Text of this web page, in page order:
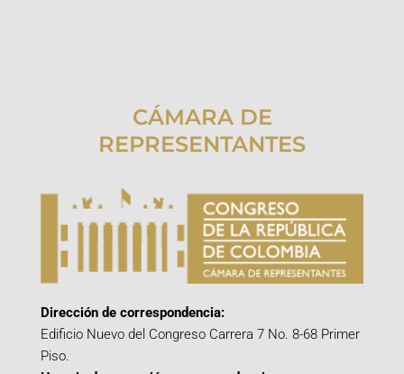
CÁMARA DE
REPRESENTANTES
Dirección de correspondencia:
Edificio Nuevo del Congreso Carrera 7 No. 8-68 Primer
Piso.